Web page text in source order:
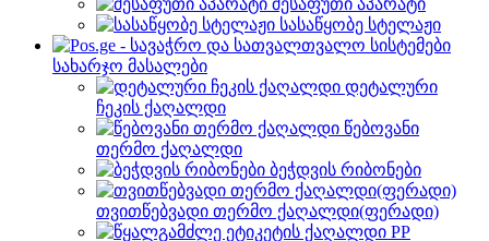
სასაწყობე სტელაჟი
სახარჯო მასალები
დეტალური
ჩეკის ქაღალდი
წებოვანი
თერმო ქაღალდი
ბეჭდვის რიბონები
თვითწებვადი თერმო ქაღალდი(ფერადი)